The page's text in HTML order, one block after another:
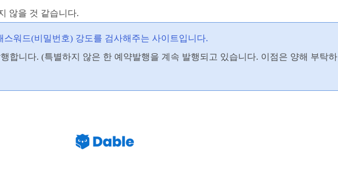
않을 것 같습니다.
워드(비밀번호) 강도를 검사해주는 사이트입니다.
합니다. (특별하지 않은 한 예약발행을 계속 발행되고 있습니다. 이점은 양해 부탁하